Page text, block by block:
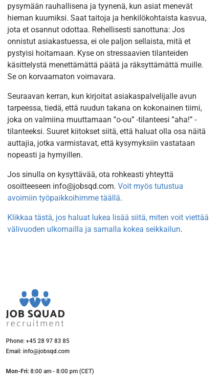
pysymään rauhallisena ja tyynenä, kun asiat menevät
hieman kuumiksi. Saat taitoja ja henkilökohtaista kasvua,
jota et osannut odottaa. Rehellisesti sanottuna: Jos
onnistut asiakastuessa, ei ole paljon sellaista, mitä et
pystyisi hoitamaan. Kyse on stressaavien tilanteiden
käsittelystä menettämättä päätä ja räksyttämättä muille.
Se on korvaamaton voimavara.
Seuraavan kerran, kun kirjoitat asiakaspalvelijalle avun
tarpeessa, tiedä, että ruudun takana on kokonainen tiimi,
joka on valmiina muuttamaan ”o-ou” -tilanteesi ”aha!” -
tilanteeksi. Suuret kiitokset siitä, että haluat olla osa näitä
auttajia, jotka varmistavat, että kysymyksiin vastataan
nopeasti ja hymyillen.
Jos sinulla on kysyttävää, ota rohkeasti yhteyttä
osoitteeseen info@jobsqd.com. Voit myös tutustua
avoimiin työpaikkoihimme täällä.
Klikkaa tästä, jos haluat lukea lisää siitä, miten voit viettää
välivuoden ulkomailla ja samalla kokea seikkailun.
Phone: +45 28 97 83 85
Email: info@jobsqd.com
Mon-Fri: 8:00 am - 8:00 pm (CET)